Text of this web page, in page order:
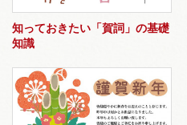
知っておきたい「賀詞」の基礎
知識